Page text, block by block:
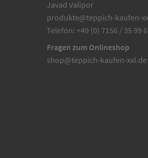
Javad Valipor
produkte@teppich-kaufen-
Telefon: +49 (0) 7156 / 35 99
Fragen zum Onlineshop
shop@teppich-kaufen-xxl.de